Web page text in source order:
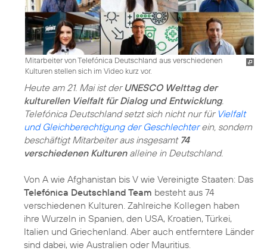
Mitarbeiter von Telefónica Deutschland aus verschiedenen
Kulturen stellen sich im Video kurz vor.
Heute am 21. Mai ist der UNESCO Welttag der
kulturellen Vielfalt für Dialog und Entwicklung.
Telefónica Deutschland setzt sich nicht nur für Vielfalt
und Gleichberechtigung der Geschlechterein, sondern
beschäftigt Mitarbeiter aus insgesamt 74
verschiedenen Kulturenalleine in Deutschland.
Von A wie Afghanistan bis V wie Vereinigte Staaten: Das
Telefónica Deutschland Team besteht aus 74
verschiedenen Kulturen. Zahlreiche Kollegen haben
ihre Wurzeln in Spanien, den USA, Kroatien, Türkei,
Italien und Griechenland. Aber auch entferntere Länder
sind dabei, wie Australien oder Mauritius.